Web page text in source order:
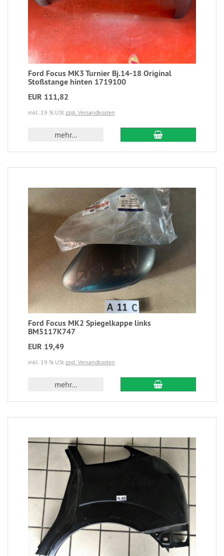
Ford Focus MK3 Turnier Bj.14-18 Original
Stoßstange hinten 1719100
EUR 111,82
inkl. 19 % USt zzgl. Versandkosten
mehr...
Ford Focus MK2 Spiegelkappe links
BM5117K747
EUR 19,49
inkl. 19 % USt zzgl. Versandkosten
mehr...